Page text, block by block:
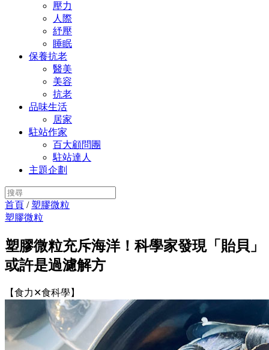
壓力
人際
紓壓
睡眠
保養抗老
醫美
美容
抗老
品味生活
居家
駐站作家
百大顧問團
駐站達人
主題企劃
首頁 / 塑膠微粒
塑膠微粒
塑膠微粒充斥海洋！科學家發現「貽貝」
或許是過濾解方
【食力✕食科學】